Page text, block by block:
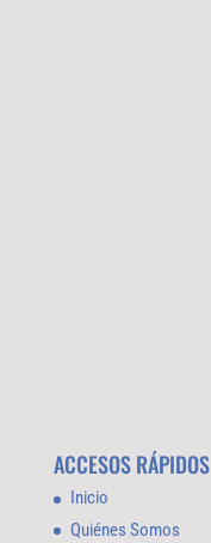
ACCESOS RÁPIDOS
Inicio
Quiénes Somos